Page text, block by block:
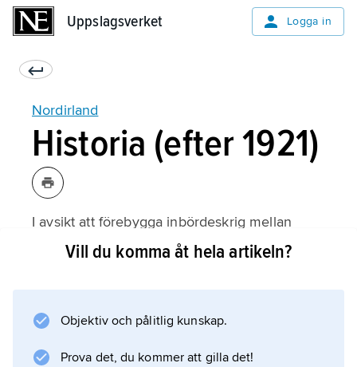
Uppslagsverket Logga in
Nordirland
Historia (efter 1921)
I avsikt att förebygga inbördeskrig mellan
protestanter och katoliker i Irland beslutade
(’självstyre’) med egen regering och ett eget
parlament. Vid parlamentsvalen i Nordirland i
Vill du komma åt hela artikeln?
Objektiv och pålitlig kunskap.
Prova det, du kommer att gilla det!